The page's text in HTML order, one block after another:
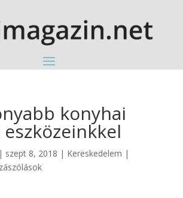
konyhai
| szept 8, 2018 | Kereskedelem |